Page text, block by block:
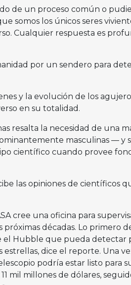
de un proceso común o
somos los únicos seres
Cualquier respuesta es
por un sendero para
y la evolución de los
en su totalidad.
resalta la necesidad de una
masculinas — y
científico cuando provee
las opiniones de científicos
cree una oficina para
próximas décadas. Lo primero
Hubble que pueda detectar
estrellas, dice el reporte. Una
podría estar listo para
mil millones de dólares,